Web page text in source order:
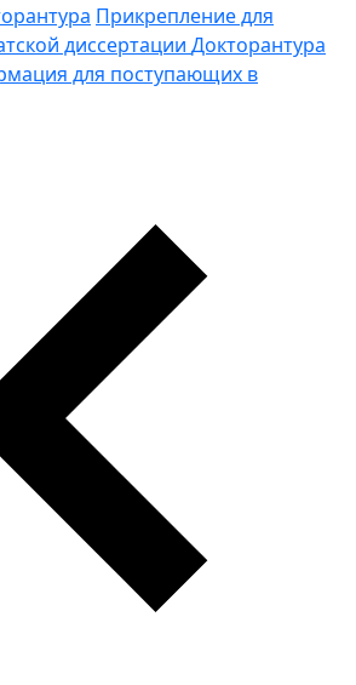
Прикрепление для
диссертации Докторантура
для поступающих в